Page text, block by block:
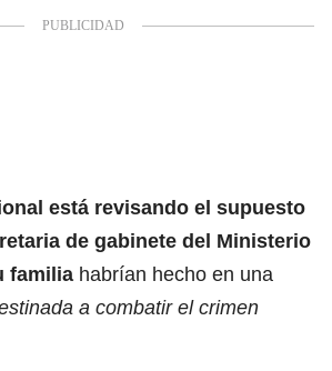
está revisando el supuesto
de gabinete del Ministerio
familia habrían hecho en una
a combatir el crimen